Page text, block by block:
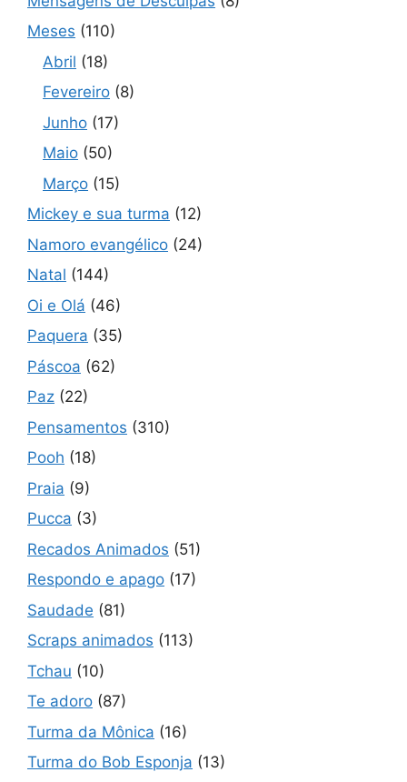
Meses (110)
Abril (18)
Fevereiro (8)
Junho (17)
Maio (50)
Março (15)
Mickey e sua turma (12)
Namoro evangélico (24)
Natal (144)
Oi e Olá (46)
Paquera (35)
Páscoa (62)
Paz (22)
Pensamentos (310)
Pooh (18)
Praia (9)
Pucca (3)
Recados Animados (51)
Respondo e apago (17)
Saudade (81)
Scraps animados (113)
Tchau (10)
Te adoro (87)
Turma da Mônica (16)
Turma do Bob Esponja (13)